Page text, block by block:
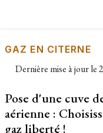
GAZ EN CITERNE
Dernière mise à jour le
Pose d'une cuve
aérienne :
gaz liberté !